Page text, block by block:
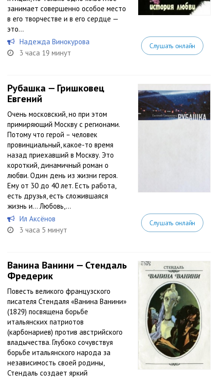
занимает совершенно особое место
в его творчестве и в его сердце —
это...
Надежда Винокурова
3 часа 19 минут
Слушать онлайн
Рубашка — Гришковец
Евгений
Очень московский, но при этом
примиряющий Москву с регионами.
Потому что герой – человек
провинциальный, какое-то время
назад приехавший в Москву. Это
короткий, динамичный роман о
любви. Один день из жизни героя.
Ему от 30 до 40 лет. Есть работа,
есть друзья, есть сложившаяся
жизнь и… Любовь,...
Ил Аксёнов
3 часа 5 минут
Слушать онлайн
Ванина Ванини — Стендаль
Фредерик
Повесть великого французского
писателя Стендаля «Ванина Ванини»
(1829) посвящена борьбе
итальянских патриотов
(карбонариев) против австрийского
владычества. Глубоко сочувствуя
борьбе итальянского народа за
независимость своей родины,
Стендаль создает яркий